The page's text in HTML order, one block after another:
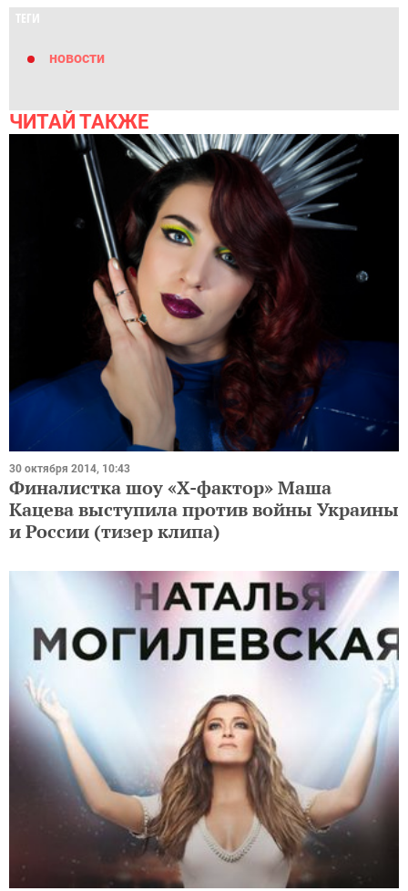
ТЕГИ
новости
ЧИТАЙ ТАКЖЕ
30 октября 2014, 10:43
Финалистка шоу «Х-фактор» Маша
Кацева выступила против войны Украины
и России (тизер клипа)